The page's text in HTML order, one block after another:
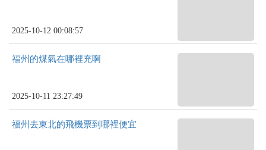
2025-10-12 00:08:57
福州的煤氣在哪裡充啊
2025-10-11 23:27:49
福州去東北的飛機票到哪裡便宜